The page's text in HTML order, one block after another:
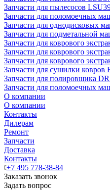
Запчасти для пылесосов
Запчасти для поломоечных
Запчасти для однодисковых
Запчасти для подметальной
Запчасти для коврового
Запчасти для коврового
Запчасти для коврового
Запчасти для сушилки ковров
Запчасти для полировщика
Запчасти для поломоечных
О компании
О компании
Контакты
Дилерам
Ремонт
Запчасти
Доставка
Контакты
+7 495 778-38-84
Заказать звонок
Задать вопрос